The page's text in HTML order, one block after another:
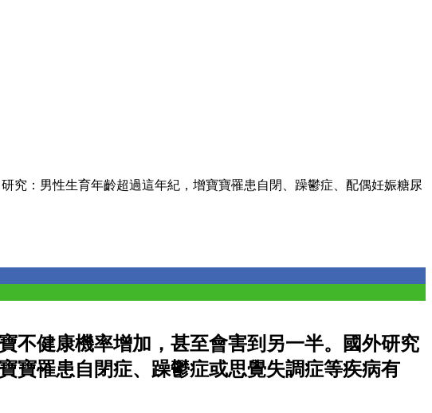
研究：男性生育年齡超過這年紀，增寶寶罹患自閉、躁鬱症、配偶妊娠糖尿
不健康機率增加，甚至會害到另一半。國外研究
寶罹患自閉症、躁鬱症或思覺失調症等疾病有